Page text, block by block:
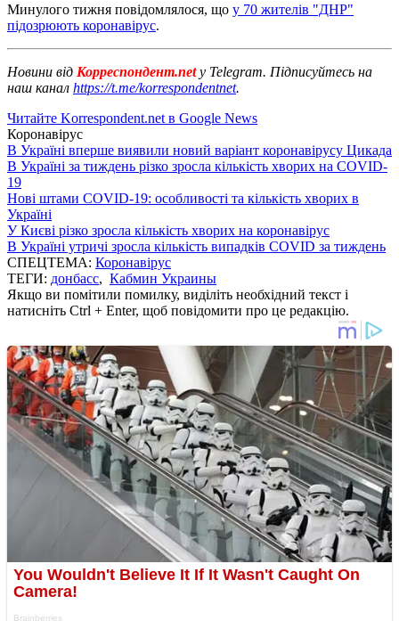
Минулого тижня повідомлялося, що у 70 жителів "ДНР"
підозрюють коронавірус.
Новини від Корреспондент.net у Telegram. Підписуйтесь на
наш канал https://t.me/korrespondentnet.
Читайте Korrespondent.net в Google News
Коронавірус
В Україні вперше виявили новий варіант коронавірусу Цикада
В Україні за тиждень різко зросла кількість хворих на COVID-
19
Нові штами COVID-19: особливості та кількість хворих в
Україні
У Києві різко зросла кількість хворих на коронавірус
В Україні утричі зросла кількість випадків COVID за тиждень
СПЕЦТЕМА: Коронавірус
ТЕГИ: донбасс, Кабмин Украины
Якщо ви помітили помилку, виділіть необхідний текст і
натисніть Ctrl + Enter, щоб повідомити про це редакцію.